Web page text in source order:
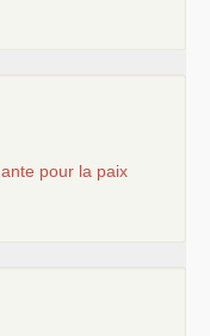
pour la paix